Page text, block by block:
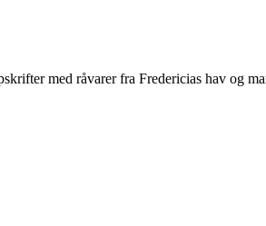
med råvarer fra Fredericias hav og